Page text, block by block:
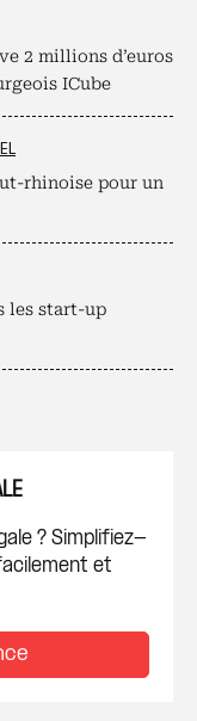
2 millions d’euros
ICube
rhinoise pour un
les start-up
? Simplifiez-
et